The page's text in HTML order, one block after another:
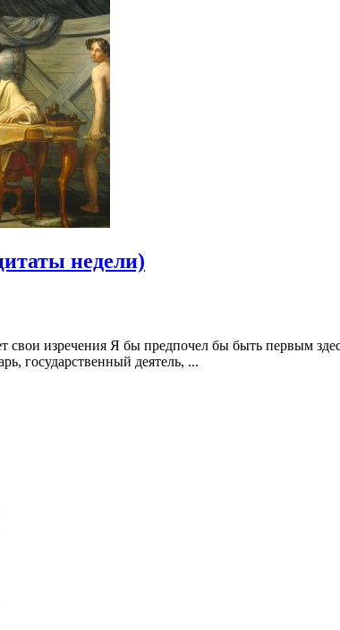
недели)
изречения Я бы предпочел бы быть первым
государственный деятель, ...